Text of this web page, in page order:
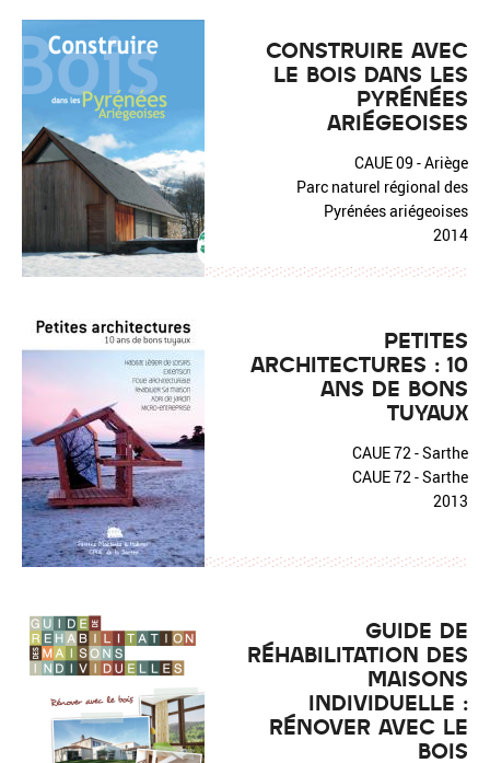
CONSTRUIRE AVEC
LE BOIS DANS LES
PYRÉNÉES
ARIÉGEOISES
CAUE 09 - Ariège
Parc naturel régional des
Pyrénées ariégeoises
2014
PETITES
ARCHITECTURES : 10
ANS DE BONS
TUYAUX
CAUE 72 - Sarthe
CAUE 72 - Sarthe
2013
GUIDE DE
RÉHABILITATION DES
MAISONS
INDIVIDUELLE :
RÉNOVER AVEC LE
BOIS